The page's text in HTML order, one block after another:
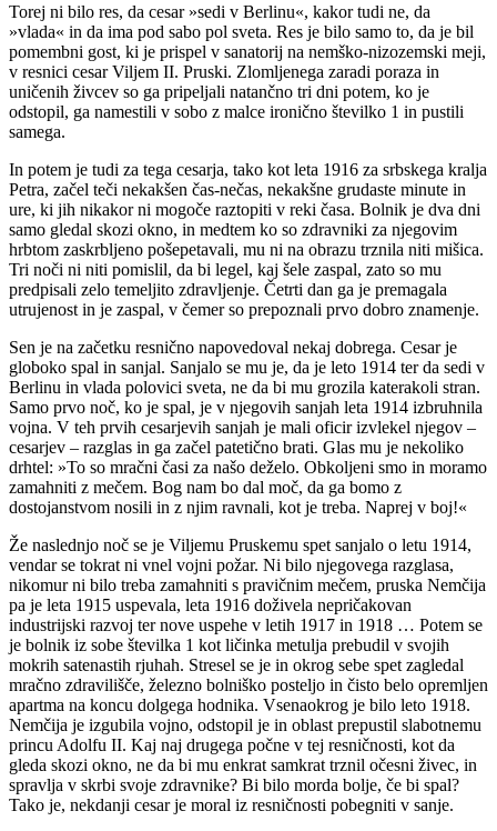
Torej ni bilo res, da cesar »sedi v Berlinu«, kakor tudi ne, da
»vlada« in da ima pod sabo pol sveta. Res je bilo samo to, da je bil
pomembni gost, ki je prispel v sanatorij na nemško-nizozemski meji,
v resnici cesar Viljem II. Pruski. Zlomljenega zaradi poraza in
uničenih živcev so ga pripeljali natančno tri dni potem, ko je
odstopil, ga namestili v sobo z malce ironično številko 1 in pustili
samega.
In potem je tudi za tega cesarja, tako kot leta 1916 za srbskega kralja
Petra, začel teči nekakšen čas-nečas, nekakšne grudaste minute in
ure, ki jih nikakor ni mogoče raztopiti v reki časa. Bolnik je dva dni
samo gledal skozi okno, in medtem ko so zdravniki za njegovim
hrbtom zaskrbljeno pošepetavali, mu ni na obrazu trznila niti mišica.
Tri noči ni niti pomislil, da bi legel, kaj šele zaspal, zato so mu
predpisali zelo temeljito zdravljenje. Četrti dan ga je premagala
utrujenost in je zaspal, v čemer so prepoznali prvo dobro znamenje.
Sen je na začetku resnično napovedoval nekaj dobrega. Cesar je
globoko spal in sanjal. Sanjalo se mu je, da je leto 1914 ter da sedi v
Berlinu in vlada polovici sveta, ne da bi mu grozila katerakoli stran.
Samo prvo noč, ko je spal, je v njegovih sanjah leta 1914 izbruhnila
vojna. V teh prvih cesarjevih sanjah je mali oficir izvlekel njegov –
cesarjev – razglas in ga začel patetično brati. Glas mu je nekoliko
drhtel: »To so mračni časi za našo deželo. Obkoljeni smo in moramo
zamahniti z mečem. Bog nam bo dal moč, da ga bomo z
dostojanstvom nosili in z njim ravnali, kot je treba. Naprej v boj!«
Že naslednjo noč se je Viljemu Pruskemu spet sanjalo o letu 1914,
vendar se tokrat ni vnel vojni požar. Ni bilo njegovega razglasa,
nikomur ni bilo treba zamahniti s pravičnim mečem, pruska Nemčija
pa je leta 1915 uspevala, leta 1916 doživela nepričakovan
industrijski razvoj ter nove uspehe v letih 1917 in 1918 … Potem se
je bolnik iz sobe številka 1 kot ličinka metulja prebudil v svojih
mokrih satenastih rjuhah. Stresel se je in okrog sebe spet zagledal
mračno zdravilišče, železno bolniško posteljo in čisto belo opremljen
apartma na koncu dolgega hodnika. Vsenaokrog je bilo leto 1918.
Nemčija je izgubila vojno, odstopil je in oblast prepustil slabotnemu
princu Adolfu II. Kaj naj drugega počne v tej resničnosti, kot da
gleda skozi okno, ne da bi mu enkrat samkrat trznil očesni živec, in
spravlja v skrbi svoje zdravnike? Bi bilo morda bolje, če bi spal?
Tako je, nekdanji cesar je moral iz resničnosti pobegniti v sanje.